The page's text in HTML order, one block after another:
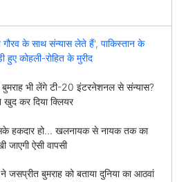
के साथ संन्यास लेते हैं', पाकिस्तान के
हुए कोहली-रोहित के मुरीद
बुमराह भी लेंगे टी-20 इंटरनेशनल से संन्यास?
कर दिया क्लियर
हकदार हो... खलनायक से नायक तक का
जाएगी ऐसी वापसी
ने जसप्रीत बुमराह को बताया दुनिया का आठवां